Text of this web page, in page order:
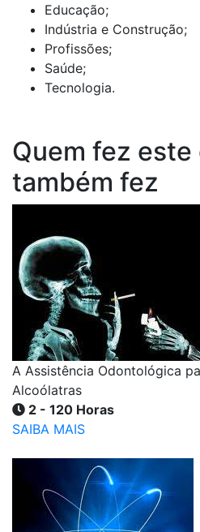
Educação;
Indústria e Construção;
Profissões;
Saúde;
Tecnologia.
Quem fez este
também fez
A Assistência Odontológica
Alcoólatras
2 - 120 Horas
SAIBA MAIS